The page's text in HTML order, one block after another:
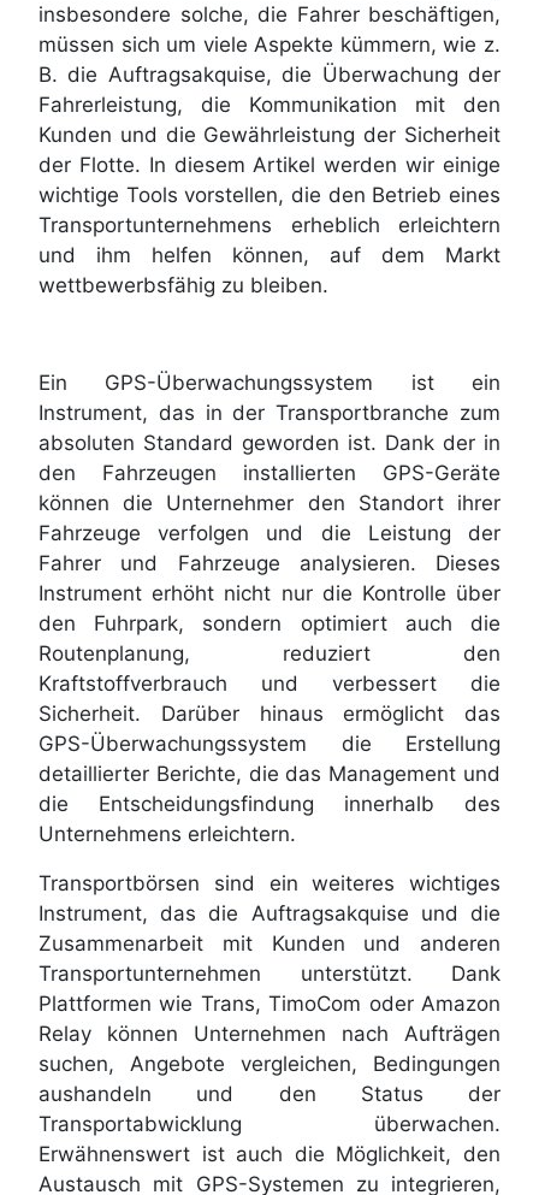
insbesondere solche, die Fahrer beschäftigen,
müssen sich um viele Aspekte kümmern, wie z.
B. die Auftragsakquise, die Überwachung der
Fahrerleistung, die Kommunikation mit den
Kunden und die Gewährleistung der Sicherheit
der Flotte. In diesem Artikel werden wir einige
wichtige Tools vorstellen, die den Betrieb eines
Transportunternehmens erheblich erleichtern
und ihm helfen können, auf dem Markt
wettbewerbsfähig zu bleiben.
Ein GPS-Überwachungssystem ist ein
Instrument, das in der Transportbranche zum
absoluten Standard geworden ist. Dank der in
den Fahrzeugen installierten GPS-Geräte
können die Unternehmer den Standort ihrer
Fahrzeuge verfolgen und die Leistung der
Fahrer und Fahrzeuge analysieren. Dieses
Instrument erhöht nicht nur die Kontrolle über
den Fuhrpark, sondern optimiert auch die
Routenplanung, reduziert den
Kraftstoffverbrauch und verbessert die
Sicherheit. Darüber hinaus ermöglicht das
GPS-Überwachungssystem die Erstellung
detaillierter Berichte, die das Management und
die Entscheidungsfindung innerhalb des
Unternehmens erleichtern.
Transportbörsen sind ein weiteres wichtiges
Instrument, das die Auftragsakquise und die
Zusammenarbeit mit Kunden und anderen
Transportunternehmen unterstützt. Dank
Plattformen wie Trans, TimoCom oder Amazon
Relay können Unternehmen nach Aufträgen
suchen, Angebote vergleichen, Bedingungen
aushandeln und den Status der
Transportabwicklung überwachen.
Erwähnenswert ist auch die Möglichkeit, den
Austausch mit GPS-Systemen zu integrieren,